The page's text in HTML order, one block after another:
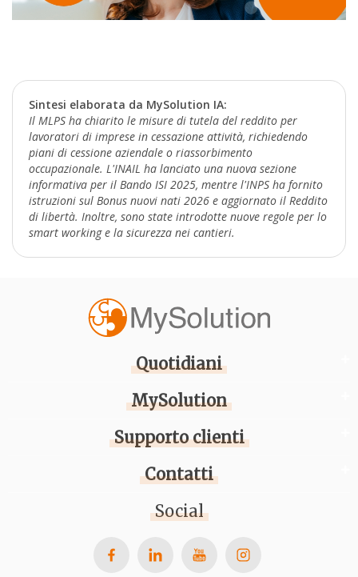
Sintesi elaborata da MySolution IA:
Il MLPS ha chiarito le misure di tutela del reddito per
lavoratori di imprese in cessazione attività, richiedendo
piani di cessione aziendale o riassorbimento
occupazionale. L'INAIL ha lanciato una nuova sezione
informativa per il Bando ISI 2025, mentre l'INPS ha fornito
istruzioni sul Bonus nuovi nati 2026 e aggiornato il Reddito
di libertà. Inoltre, sono state introdotte nuove regole per lo
smart working e la sicurezza nei cantieri.
Quotidiani
MySolution
Supporto clienti
Contatti
Social